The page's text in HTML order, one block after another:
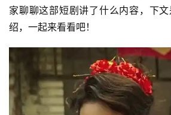
家聊聊这部短剧讲了什么内容，下
绍，一起来看看吧！